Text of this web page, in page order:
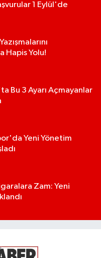
1 Eylül'de
Hapis Yolu!
Bu 3 Ayarı Açmayanlar
Yeni Yönetim
Zam: Yeni